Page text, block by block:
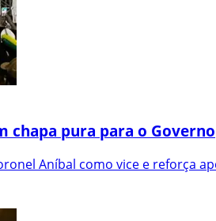
chapa pura para o Governo
Aníbal como vice e reforça